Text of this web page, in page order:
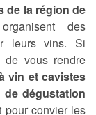
de la région de
des
leurs vins. Si
de vous rendre
vin et cavistes
dégustation
pour convier les